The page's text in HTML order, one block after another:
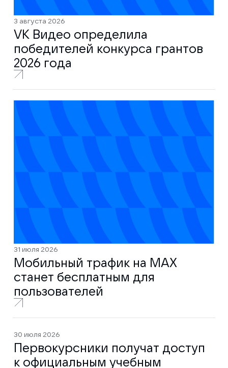
3 августа 2026
VK Видео определила
победителей конкурса грантов
2026 года
31 июля 2026
Мобильный трафик на MAX
станет бесплатным для
пользователей
30 июля 2026
Первокурсники получат доступ
к официальным учебным